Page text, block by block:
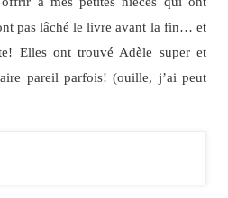
pas lâché le livre avant la fin… et
Elles ont trouvé Adèle super et
pareil parfois! (ouille, j’ai peut